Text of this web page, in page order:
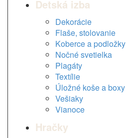
Detská izba
Dekorácie
Flaše, stolovanie
Koberce a podložky
Nočné svetielka
Plagáty
Textílie
Úložné koše a boxy
Vešiaky
Vianoce
Hračky